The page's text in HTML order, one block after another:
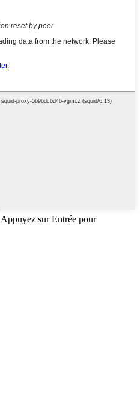
Appuyez sur Entrée pour